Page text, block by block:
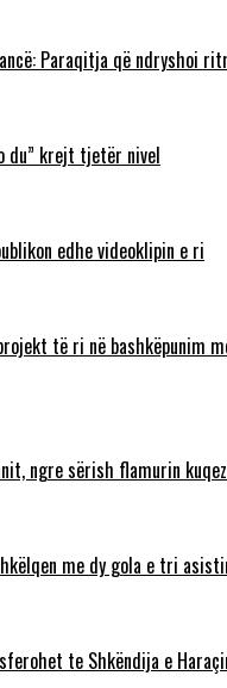
Paraqitja që ndryshoi
du” krejt tjetër nivel
edhe videoklipin e ri
të ri në bashkëpunim
ngre sërish flamurin
me dy gola e tri
te Shkëndija e